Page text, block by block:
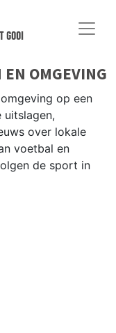
gooi
OMGEVING
op een
uitslagen,
over lokale
voetbal en
de sport in